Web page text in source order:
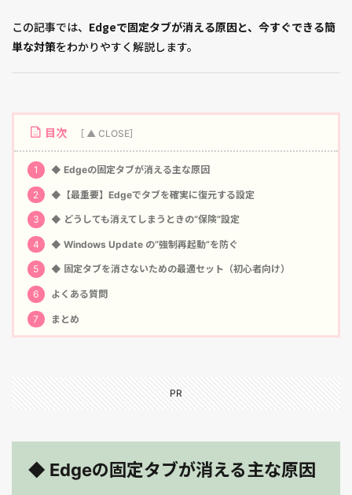
この記事では、 Edgeで固定タブが消える原因と、今すぐできる簡
単な対策をわかりやすく解説します。
目次
1 ◆ Edgeの固定タブが消える主な原因
2 ◆【最重要】Edgeでタブを確実に復元する設定
3 ◆ どうしても消えてしまうときの“保険”設定
4 ◆ Windows Update の“強制再起動”を防ぐ
5 ◆ 固定タブを消さないための最適セット（初心者向け）
6 よくある質問
7 まとめ
PR
◆ Edgeの固定タブが消える主な原因